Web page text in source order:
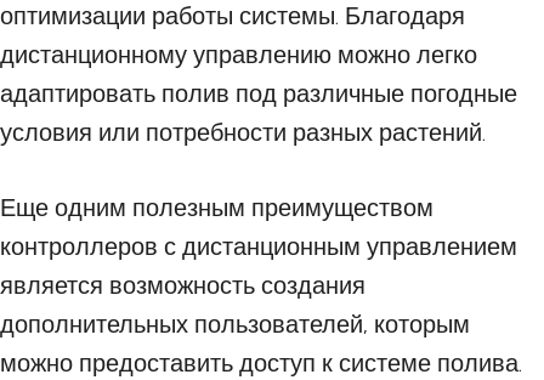
оптимизации работы системы. Благодаря
дистанционному управлению можно легко
адаптировать полив под различные погодные
условия или потребности разных растений.
Еще одним полезным преимуществом
контроллеров с дистанционным управлением
является возможность создания
дополнительных пользователей, которым
можно предоставить доступ к системе полива.